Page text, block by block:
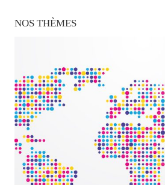
NOS THÈMES